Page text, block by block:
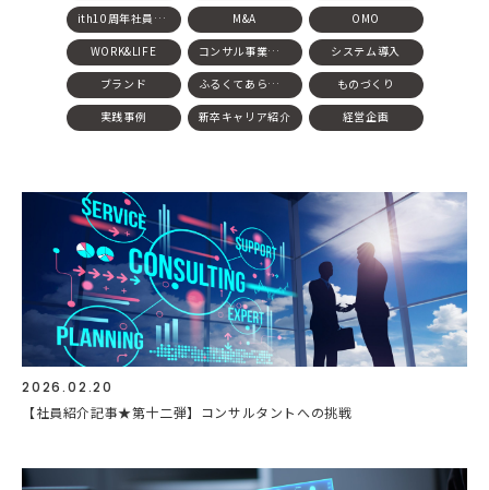
ith10周年社員インタビュー
M&A
OMO
WORK&LIFE
コンサル事業部紹介
システム導入
ブランド
ふるくてあらたしいものづくりの未来
ものづくり
実践事例
新卒キャリア紹介 経営企画
2026.02.20
【社員紹介記事★第十二弾】コンサルタントへの挑戦